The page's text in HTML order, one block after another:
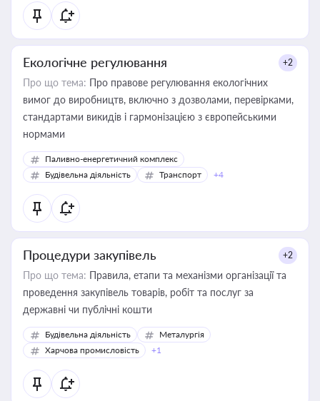
Екологічне регулювання +2
Про що тема: Про правове регулювання екологічних
вимог до виробництв, включно з дозволами, перевірками,
стандартами викидів і гармонізацією з європейськими
нормами
Паливно-енергетичний комплекс
Будівельна діяльність
Транспорт +4
Процедури закупівель +2
Про що тема: Правила, етапи та механізми організації та
проведення закупівель товарів, робіт та послуг за
державні чи публічні кошти
Будівельна діяльність
Металургія
Харчова промисловість
+1